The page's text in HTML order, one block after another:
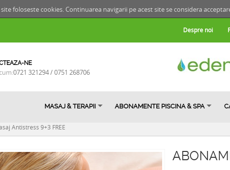
foloseste cookies. Continuarea navigarii pe acest site se considera
Despre noi
NE
0721 321294 / 0751 268706
MASAJ & TERAPII ABONAMENTE PISCINA & SPA
Antistress 9+3 FREE